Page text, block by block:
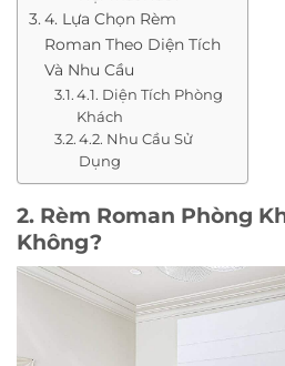
4. Lựa Chọn Rèm
Roman Theo Diện Tích
Và Nhu Cầu
4.1. Diện Tích Phòng
Khách
4.2. Nhu Cầu Sử
Dụng
2. Rèm Roman Phòng
Không?